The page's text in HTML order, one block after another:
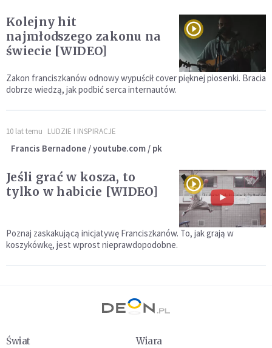
Kolejny hit
najmłodszego zakonu na
świecie [WIDEO]
Zakon franciszkanów odnowy wypuścił cover pięknej piosenki. Bracia
dobrze wiedzą, jak podbić serca internautów.
10 lat temu LUDZIE I INSPIRACJE
Francis Bernadone / youtube.com / pk
Jeśli grać w kosza, to
tylko w habicie [WIDEO]
Poznaj zaskakującą inicjatywę Franciszkanów. To, jak grają w
koszykówkę, jest wprost nieprawdopodobne.
Świat
Wiara